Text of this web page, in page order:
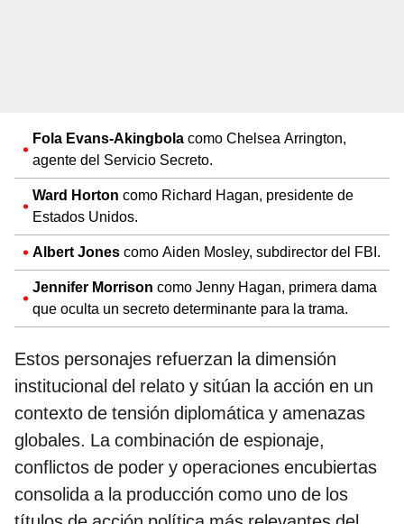
Fola Evans-Akingbola como Chelsea Arrington,
agente del Servicio Secreto.
Ward Horton como Richard Hagan, presidente de
Estados Unidos.
Albert Jones como Aiden Mosley, subdirector del FBI.
Jennifer Morrison como Jenny Hagan, primera dama
que oculta un secreto determinante para la trama.
Estos personajes refuerzan la dimensión
institucional del relato y sitúan la acción en un
contexto de tensión diplomática y amenazas
globales. La combinación de espionaje,
conflictos de poder y operaciones encubiertas
consolida a la producción como uno de los